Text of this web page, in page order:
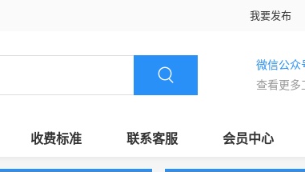
我要发布
微信公众
查看更多
收费标准 联系客服 会员中心